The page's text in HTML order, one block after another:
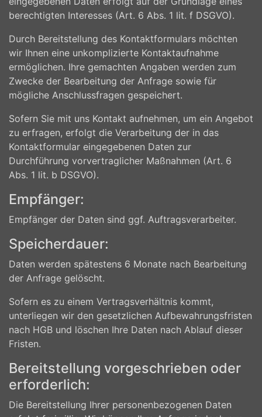
berechtigten Interesses (Art. 6 Abs. 1 lit. f DSGVO).
Durch Bereitstellung des Kontaktformulars möchten
wir Ihnen eine unkomplizierte Kontaktaufnahme
ermöglichen. Ihre gemachten Angaben werden zum
Zwecke der Bearbeitung der Anfrage sowie für
mögliche Anschlussfragen gespeichert.
Sofern Sie mit uns Kontakt aufnehmen, um ein Angebot
zu erfragen, erfolgt die Verarbeitung der in das
Kontaktformular eingegebenen Daten zur
Durchführung vorvertraglicher Maßnahmen (Art. 6
Abs. 1 lit. b DSGVO).
Empfänger:
Empfänger der Daten sind ggf. Auftragsverarbeiter.
Speicherdauer:
Daten werden spätestens 6 Monate nach Bearbeitung
der Anfrage gelöscht.
Sofern es zu einem Vertragsverhältnis kommt,
unterliegen wir den gesetzlichen Aufbewahrungsfristen
nach HGB und löschen Ihre Daten nach Ablauf dieser
Fristen.
Bereitstellung vorgeschrieben oder
erforderlich:
Die Bereitstellung Ihrer personenbezogenen Daten